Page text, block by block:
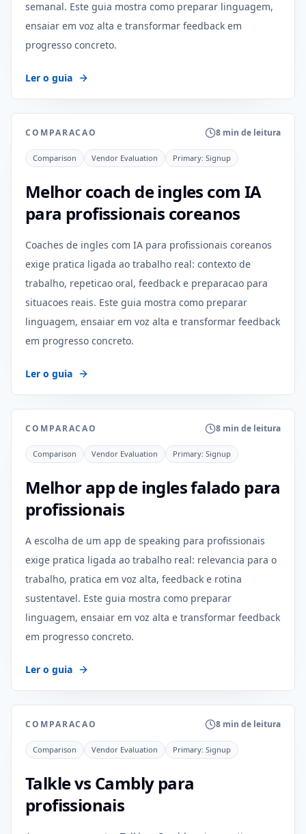
semanal. Este guia mostra como preparar linguagem,
ensaiar em voz alta e transformar feedback em
progresso concreto.
Ler o guia
COMPARACAO 8 min de leitura
Comparison Vendor Evaluation Primary: Signup
Melhor coach de ingles com IA
para profissionais coreanos
Coaches de ingles com IA para profissionais coreanos
exige pratica ligada ao trabalho real: contexto de
trabalho, repeticao oral, feedback e preparacao para
situacoes reais. Este guia mostra como preparar
linguagem, ensaiar em voz alta e transformar feedback
em progresso concreto.
Ler o guia
COMPARACAO 8 min de leitura
Comparison Vendor Evaluation Primary: Signup
Melhor app de ingles falado para
profissionais
A escolha de um app de speaking para profissionais
exige pratica ligada ao trabalho real: relevancia para o
trabalho, pratica em voz alta, feedback e rotina
sustentavel. Este guia mostra como preparar
linguagem, ensaiar em voz alta e transformar feedback
em progresso concreto.
Ler o guia
COMPARACAO 8 min de leitura
Comparison Vendor Evaluation Primary: Signup
Talkle vs Cambly para
profissionais